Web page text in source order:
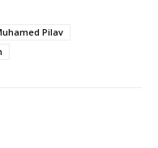
Pilav